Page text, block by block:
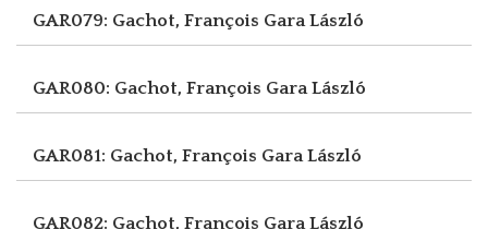
GAR079: Gachot, François Gara László
GAR080: Gachot, François Gara László
GAR081: Gachot, François Gara László
GAR082: Gachot, François Gara László